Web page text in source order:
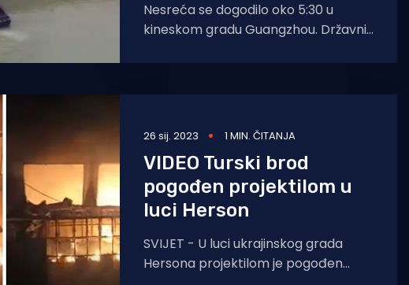
Nesreća se dogodilo oko 5:30 u
kineskom gradu Guangzhou. Državni
poginulo dvoje ljudi,
26 sij. 2023 1 MIN. ČITANJA
VIDEO Turski brod
pogođen projektilom u
luci Herson
SVIJET - U luci ukrajinskog grada
Hersona projektilom je pogođen